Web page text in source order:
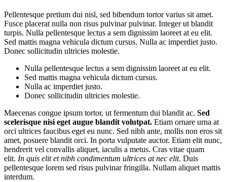
Pellentesque pretium dui nisl, sed bibendum tortor varius sit amet.
Fusce placerat nulla non risus pulvinar pulvinar. Integer ut blandit
turpis. Nulla pellentesque lectus a sem dignissim laoreet at eu elit.
Sed mattis magna vehicula dictum cursus. Nulla ac imperdiet justo.
Donec sollicitudin ultricies molestie.
Nulla pellentesque lectus a sem dignissim laoreet at eu elit.
Sed mattis magna vehicula dictum cursus.
Nulla ac imperdiet justo.
Donec sollicitudin ultricies molestie.
Maecenas congue ipsum tortor, ut fermentum dui blandit ac. Sed
scelerisque nisi eget augue blandit volutpat. Etiam ornare urna at
orci ultrices faucibus eget eu nunc. Sed nibh ante, mollis non eros sit
amet, posuere blandit orci. In porta vulputate auctor. Etiam elit nunc,
hendrerit vel convallis aliquet, iaculis a metus. Cras vitae quam
elit. In quis elit et nibh condimentum ultrices at nec elit. Duis
pellentesque lorem sed risus pulvinar fringilla. Nullam aliquet mattis
interdum.